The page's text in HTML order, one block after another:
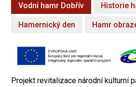
Vodní hamr Dobřív Historie
Hamernický den Hamr
Projekt revitalizace národní kulturní